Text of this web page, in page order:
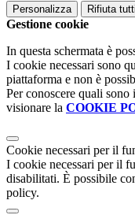
Personalizza Rifiuta tutti
Gestione cookie
In questa schermata è
I cookie necessari sono
piattaforma e non è
Per conoscere quali
visionare la COOKIE
Cookie necessari per il
I cookie necessari per il
disabilitati. È possibile
policy.